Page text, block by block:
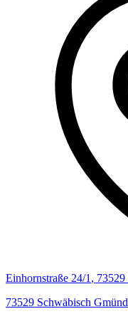
Einhornstraße 24/1 , 73529
73529 Schwäbisch Gmünd